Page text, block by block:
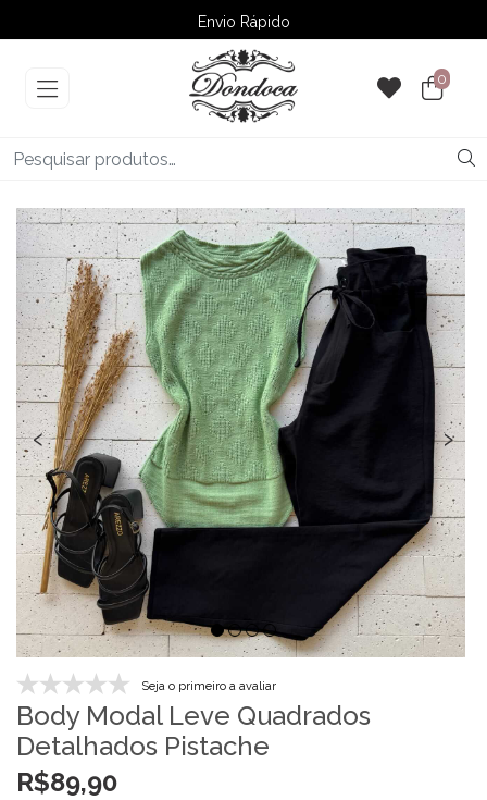
Envio Rápido
➚ Ofertas– Até 60% OFF
0
‹ ›
Seja o primeiro a avaliar
Body Modal Leve Quadrados
Detalhados Pistache
R$89,90